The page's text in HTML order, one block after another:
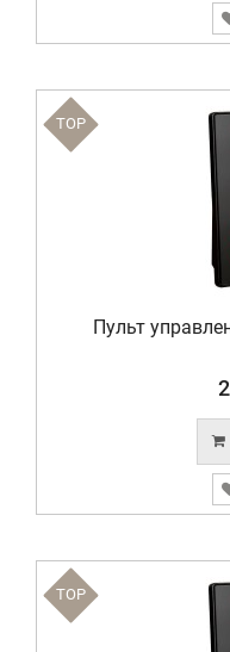
TOP
Пульт
TOP